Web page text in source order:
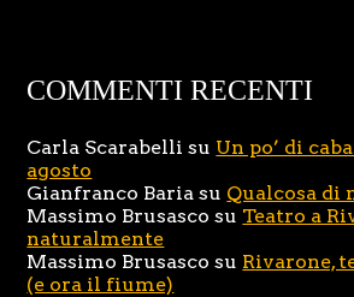
COMMENTI RECENTI
Carla Scarabelli su Un po’ di
agosto
Gianfranco Baria su Qualcosa di
Massimo Brusasco su Teatro a
naturalmente
Massimo Brusasco su Rivarone,
(e ora il fiume)